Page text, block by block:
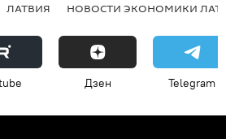
ЛАТВИЯ НОВОСТИ ЭКОНОМИКИ
Дзен Telegram